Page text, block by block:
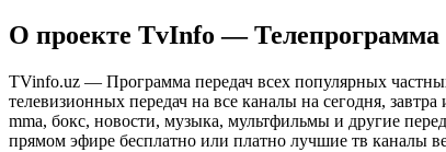
О проекте TvInfo — Телепрограмма
TVinfo.uz — Программа передач всех популярных
телевизионных передач на все каналы на сегодня,
mma, бокс, новости, музыка, мультфильмы и другие
прямом эфире бесплатно или платно лучшие тв каналы